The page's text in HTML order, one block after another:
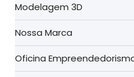
Modelagem 3D
Nossa Marca
Oficina